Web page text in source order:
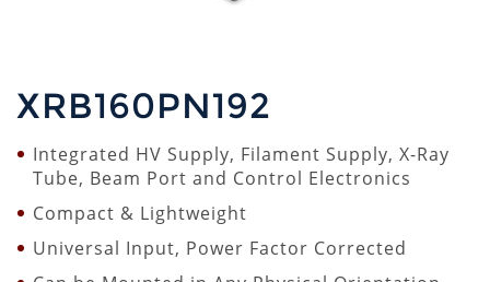
XRB160PN192
Integrated HV Supply, Filament Supply, X-Ray
Tube, Beam Port and Control Electronics
Compact & Lightweight
Universal Input, Power Factor Corrected